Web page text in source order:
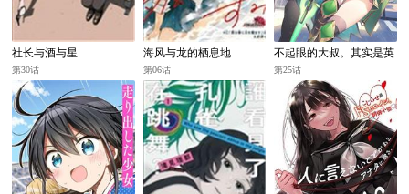
社长与酒与星
第30话
海风与龙的栖息地
第06话
不起眼的大叔。其实是英
雄。~毫无自觉中已然无
敌，似乎在侄女的迷宫直
播中被曝光了~
第25话